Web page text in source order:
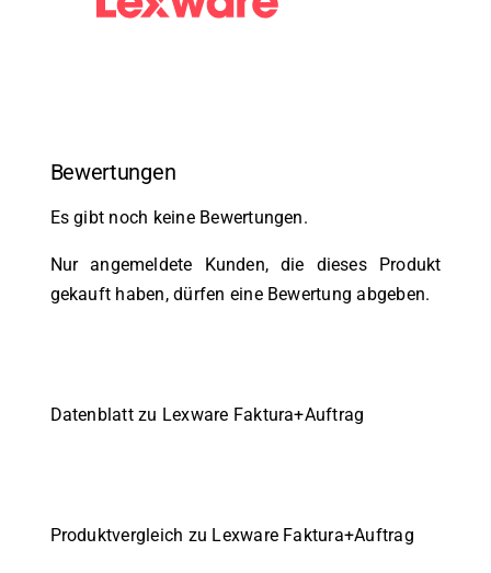
Bewertungen
Es gibt noch keine Bewertungen.
Nur angemeldete Kunden, die dieses Produkt
gekauft haben, dürfen eine Bewertung abgeben.
Datenblatt zu Lexware Faktura+Auftrag
Produktvergleich zu Lexware Faktura+Auftrag